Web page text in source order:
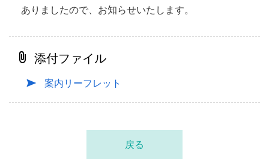
ありましたので、お知らせいたします。
添付ファイル
案内リーフレット
戻る